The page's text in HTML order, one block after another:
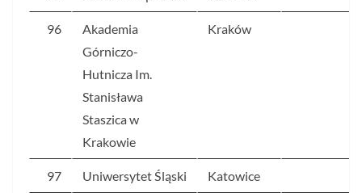
96
Akademia
Górniczo-
Hutnicza Im.
Stanisława
Staszica w
Krakowie
Kraków
97 Uniwersytet Śląski Katowice